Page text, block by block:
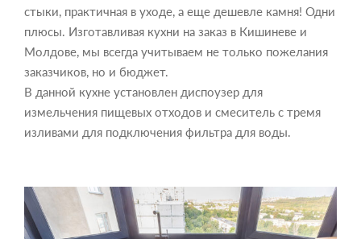
стыки, практичная в уходе, а еще дешевле камня! Одни
плюсы. Изготавливая кухни на заказ в Кишиневе и
Молдове, мы всегда учитываем не только пожелания
заказчиков, но и бюджет.
В данной кухне установлен диспоузер для
измельчения пищевых отходов и смеситель с тремя
изливами для подключения фильтра для воды.